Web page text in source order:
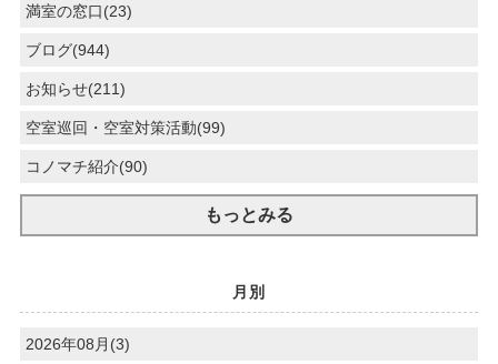
満室の窓口(23)
ブログ(944)
お知らせ(211)
空室巡回・空室対策活動(99)
コノマチ紹介(90)
もっとみる
月別
2026年08月(3)